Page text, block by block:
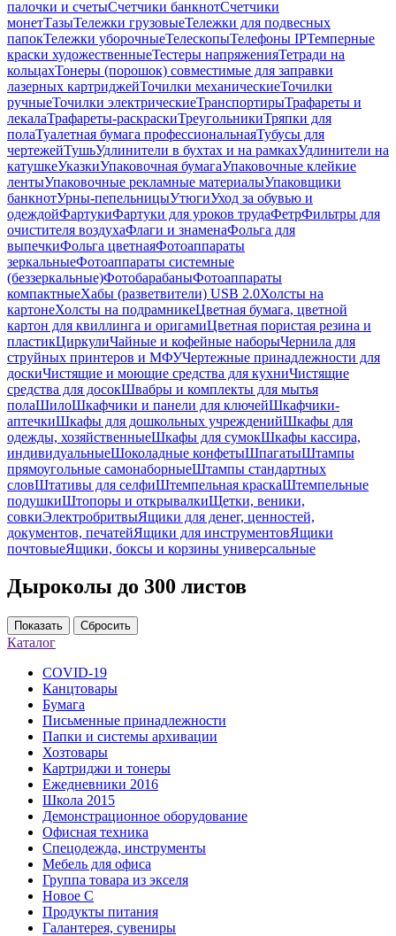
палочки и счетыСчетчики банкнотСчетчики
монетТазыТележки грузовыеТележки для подвесных
папокТележки уборочныеТелескопыТелефоны IPТемперные
краски художественныеТестеры напряженияТетради на
кольцахТонеры (порошок) совместимые для заправки
лазерных картриджейТочилки механическиеТочилки
ручныеТочилки электрическиеТранспортирыТрафареты и
лекалаТрафареты-раскраскиТреугольникиТряпки для
полаТуалетная бумага профессиональнаяТубусы для
чертежейТушьУдлинители в бухтах и на рамкахУдлинители на
катушкеУказкиУпаковочная бумагаУпаковочные клейкие
лентыУпаковочные рекламные материалыУпаковщики
банкнотУрны-пепельницыУтюгиУход за обувью и
одеждойФартукиФартуки для уроков трудаФетрФильтры для
очистителя воздухаФлаги и знаменаФольга для
выпечкиФольга цветнаяФотоаппараты
зеркальныеФотоаппараты системные
(беззеркальные)ФотобарабаныФотоаппараты
компактныеХабы (разветвители) USB 2.0Холсты на
картонеХолсты на подрамникеЦветная бумага, цветной
картон для квиллинга и оригамиЦветная пористая резина и
пластикЦиркулиЧайные и кофейные наборыЧернила для
струйных принтеров и МФУЧертежные принадлежности для
доскиЧистящие и моющие средства для кухниЧистящие
средства для досокШвабры и комплекты для мытья
полаШилоШкафчики и панели для ключейШкафчики-
аптечкиШкафы для дошкольных учрежденийШкафы для
одежды, хозяйственныеШкафы для сумокШкафы кассира,
индивидуальныеШоколадные конфетыШпагатыШтампы
прямоугольные самонаборныеШтампы стандартных
словШтативы для селфиШтемпельная краскаШтемпельные
подушкиШтопоры и открывалкиЩетки, веники,
совкиЭлектробритвыЯщики для денег, ценностей,
документов, печатейЯщики для инструментовЯщики
почтовыеЯщики, боксы и корзины универсальные
Дыроколы до 300 листов
Показать Сбросить
Каталог
COVID-19
Канцтовары
Бумага
Письменные принадлежности
Папки и системы архивации
Хозтовары
Картриджи и тонеры
Ежедневники 2016
Школа 2015
Демонстрационное оборудование
Офисная техника
Спецодежда, инструменты
Мебель для офиса
Группа товара из экселя
Новое С
Продукты питания
Галантерея, сувениры